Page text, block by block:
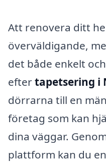
Att renovera ditt
överväldigande,
det både enkelt
eftertapetsering i
dörrarna till en
företag som kan
dina väggar.
plattform kan du